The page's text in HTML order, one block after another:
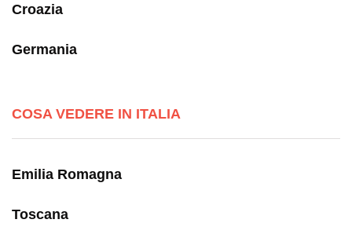
Croazia
Germania
COSA VEDERE IN ITALIA
Emilia Romagna
Toscana